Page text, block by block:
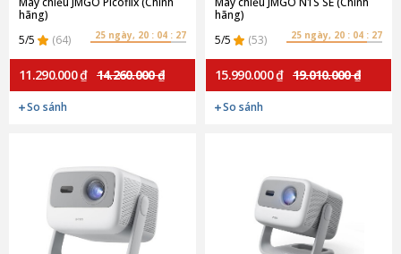
hãng)
5/5
(64) 25 ngày, 20 : 04 : 27
11.290.000 ₫ 14.260.000 ₫
So sánh
hãng)
5/5
(53) 25 ngày, 20 : 04 : 27
15.990.000 ₫ 19.010.000 ₫
So sánh